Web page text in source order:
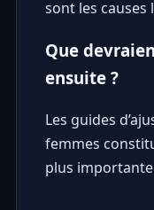
sont les causes
Que
ensuite ?
Les guides
femmes
plus